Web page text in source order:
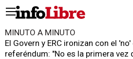
MINUTO A MINUTO
El Govern y ERC ironizan con el 'no'
referéndum: "No es la primera vez